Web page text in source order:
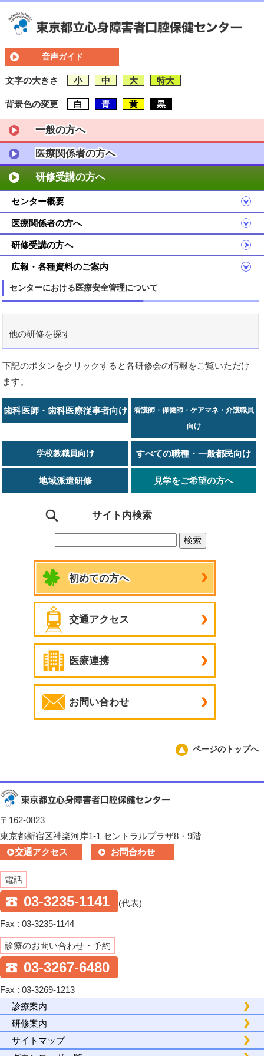
音声ガイド
文字の大きさ 小 中 大 特大
背景色の変更 白 青 黄 黒
一般の方へ
医療関係者の方へ
研修受講の方へ
センター概要
医療関係者の方へ
研修受講の方へ
広報・各種資料のご案内
センターにおける医療安全管理について
他の研修を探す
下記のボタンをクリックすると各研修会の情報をご覧いただけ
ます。
歯科医師・歯科医療従事者向け
看護師・保健師・ケアマネ・介護職員
向け
学校教職員向け すべての職種・一般都民向け
地域派遣研修 見学をご希望の方へ
サイト内検索
初めての方へ
交通アクセス
医療連携
お問い合わせ
ページのトップへ
〒162-0823
東京都新宿区神楽河岸1-1 セントラルプラザ8・9階
交通アクセス
お問合わせ
電話
03-3235-1141 (代表)
Fax : 03-3235-1144
診療のお問い合わせ・予約
03-3267-6480
Fax : 03-3269-1213
診療案内
研修案内
サイトマップ